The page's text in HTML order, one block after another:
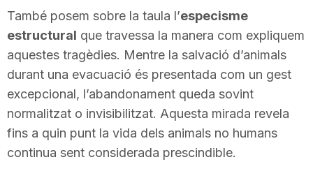
a
També posem sobre la taula l’especisme
estructural que travessa la manera com expliquem
aquestes tragèdies. Mentre la salvació d’animals
durant una evacuació és presentada com un gest
excepcional, l’abandonament queda sovint
normalitzat o invisibilitzat. Aquesta mirada revela
fins a quin punt la vida dels animals no humans
continua sent considerada prescindible.